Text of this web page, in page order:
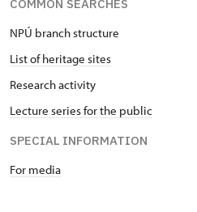
COMMON SEARCHES
NPÚ branch structure
List of heritage sites
Research activity
Lecture series for the public
SPECIAL INFORMATION
For media